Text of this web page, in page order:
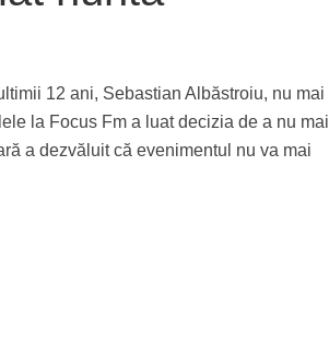
12 ani, Sebastian Albăstroiu, nu mai
la Focus Fm a luat decizia de a nu mai
a dezvăluit că evenimentul nu va mai